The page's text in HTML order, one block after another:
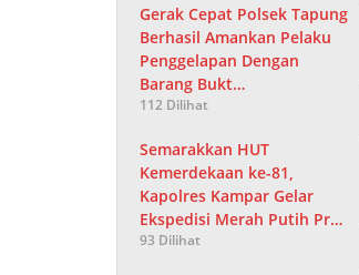
Gerak Cepat Polsek Tapung
Berhasil Amankan Pelaku
Penggelapan Dengan
Barang Bukt…
112 Dilihat
Semarakkan HUT
Kemerdekaan ke-81,
Kapolres Kampar Gelar
Ekspedisi Merah Putih Pr…
93 Dilihat